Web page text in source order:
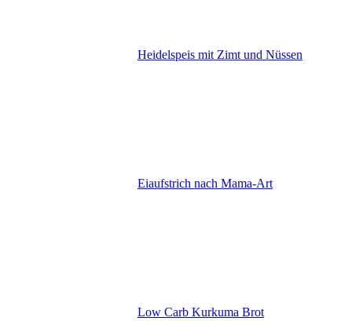
Heidelspeis mit Zimt und Nüssen
Eiaufstrich nach Mama-Art
Low Carb Kurkuma Brot